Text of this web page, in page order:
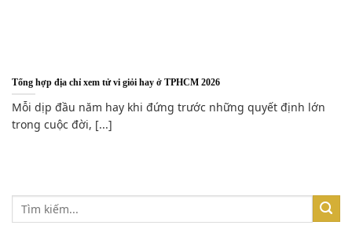
Tổng hợp địa chỉ xem tử vi giỏi hay ở TPHCM 2026
Mỗi dịp đầu năm hay khi đứng trước những quyết định lớn
trong cuộc đời, [...]